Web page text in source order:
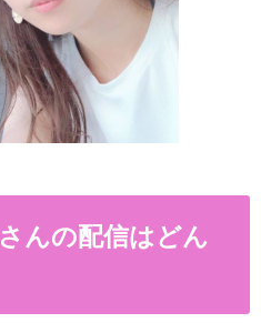
さんの配信はどん